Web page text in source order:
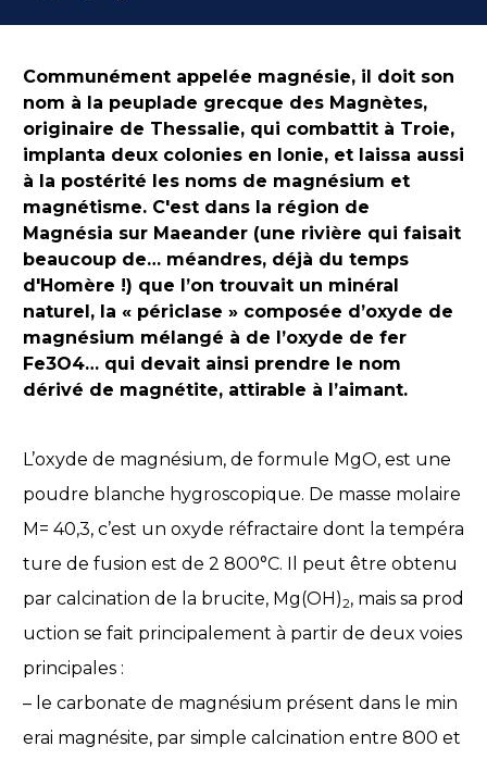
Communément appelée magnésie, il doit son
nom à la peuplade grecque des Magnètes,
originaire de Thessalie, qui combattit à Troie,
implanta deux colonies en Ionie, et laissa aussi
à la postérité les noms de magnésium et
magnétisme. C'est dans la région de
Magnésia sur Maeander (une rivière qui faisait
beaucoup de… méandres, déjà du temps
d'Homère !) que l’on trouvait un minéral
naturel, la « périclase » composée d’oxyde de
magnésium mélangé à de l’oxyde de fer
Fe3O4… qui devait ainsi prendre le nom
dérivé de magnétite, attirable à l’aimant.
L’oxyde de magnésium, de formule MgO, est une
poudre blanche hygroscopique. De masse molaire
M= 40,3, c’est un oxyde réfractaire dont la tempéra
ture de fusion est de 2 800°C. Il peut être obtenu
par calcination de la brucite, Mg(OH)2, mais sa prod
uction se fait principalement à partir de deux voies
principales :
– le carbonate de magnésium présent dans le min
erai magnésite, par simple calcination entre 800 et